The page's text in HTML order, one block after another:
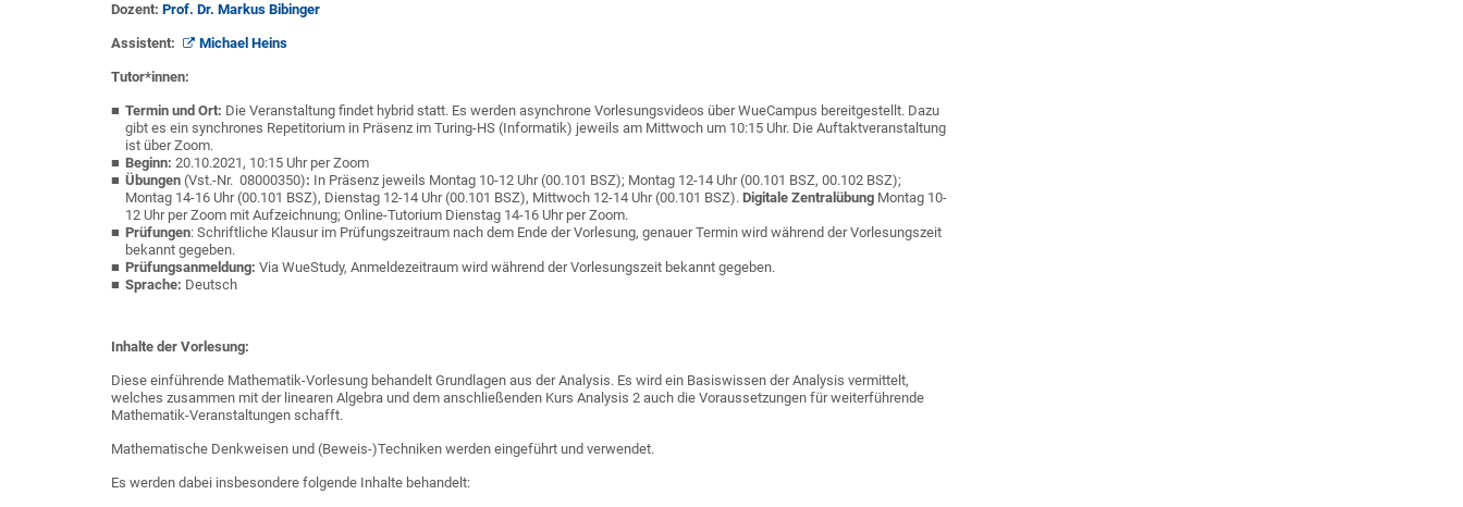
Dozent: Prof. Dr. Markus Bibinger
Assistent: Michael Heins
Tutor*innen:
Termin und Ort: Die Veranstaltung findet hybrid statt. Es werden asynchrone Vorlesungsvideos über WueCampus bereitgestellt. Dazu
gibt es ein synchrones Repetitorium in Präsenz im Turing-HS (Informatik) jeweils am Mittwoch um 10:15 Uhr. Die Auftaktveranstaltung
ist über Zoom.
Beginn: 20.10.2021, 10:15 Uhr per Zoom
Übungen (Vst.-Nr. 08000350): In Präsenz jeweils Montag 10-12 Uhr (00.101 BSZ); Montag 12-14 Uhr (00.101 BSZ, 00.102 BSZ);
Montag 14-16 Uhr (00.101 BSZ), Dienstag 12-14 Uhr (00.101 BSZ), Mittwoch 12-14 Uhr (00.101 BSZ). Digitale Zentralübung Montag 10-
12 Uhr per Zoom mit Aufzeichnung; Online-Tutorium Dienstag 14-16 Uhr per Zoom.
Prüfungen: Schriftliche Klausur im Prüfungszeitraum nach dem Ende der Vorlesung, genauer Termin wird während der Vorlesungszeit
bekannt gegeben.
Prüfungsanmeldung: Via WueStudy, Anmeldezeitraum wird während der Vorlesungszeit bekannt gegeben.
Sprache: Deutsch
Inhalte der Vorlesung:
Diese einführende Mathematik-Vorlesung behandelt Grundlagen aus der Analysis. Es wird ein Basiswissen der Analysis vermittelt,
welches zusammen mit der linearen Algebra und dem anschließenden Kurs Analysis 2 auch die Voraussetzungen für weiterführende
Mathematik-Veranstaltungen schafft.
Mathematische Denkweisen und (Beweis-)Techniken werden eingeführt und verwendet.
Es werden dabei insbesondere folgende Inhalte behandelt: